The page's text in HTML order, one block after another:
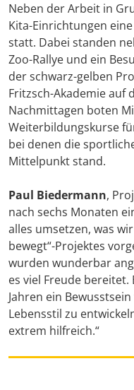
Neben der Arbeit in
Kita-Einrichtungen
statt. Dabei standen
Zoo-Rallye und ein
der schwarz-gelben
Fritzsch-Akademie auf
Nachmittagen boten
Weiterbildungskurse
bei denen die
Mittelpunkt stand.
Paul Biedermann,
nach sechs Monaten
alles umsetzen, was
bewegt“-Projektes
wurden wunderbar
es viel Freude
Jahren ein
Lebensstil zu
extrem hilfreich.“